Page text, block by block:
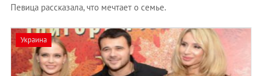
Певица рассказала, что мечтает о семье.
Украина